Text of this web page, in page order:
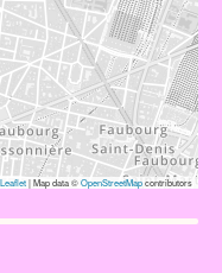
Leaflet|Map data ©OpenStreetMapcontributors